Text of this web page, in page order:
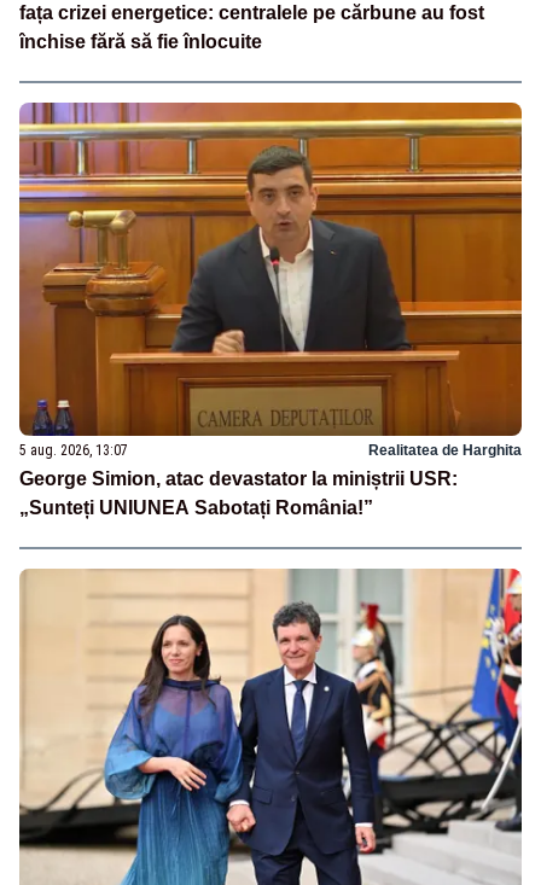
fața crizei energetice: centralele pe cărbune au fost
închise fără să fie înlocuite
5 aug. 2026, 13:07 Realitatea de Harghita
George Simion, atac devastator la miniștrii USR:
„Sunteți UNIUNEA Sabotați România!”